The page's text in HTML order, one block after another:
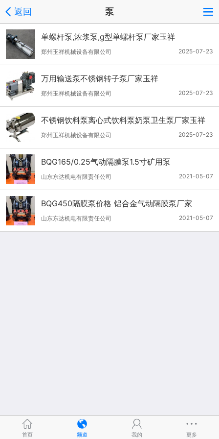
返回 泵
单螺杆泵,浓浆泵,g型单螺杆泵厂家玉祥
2025-07-23
郑州玉祥机械设备有限公司
万用输送泵不锈钢转子泵厂家玉祥
2025-07-23
郑州玉祥机械设备有限公司
不锈钢饮料泵离心式饮料泵奶泵卫生泵厂家玉祥
2025-07-23
郑州玉祥机械设备有限公司
BQG165/0.25气动隔膜泵1.5寸矿用泵
2021-05-07
山东东达机电有限责任公司
BQG450隔膜泵价格 铝合金气动隔膜泵厂家
2021-05-07
山东东达机电有限责任公司
首页 频道 我的 更多